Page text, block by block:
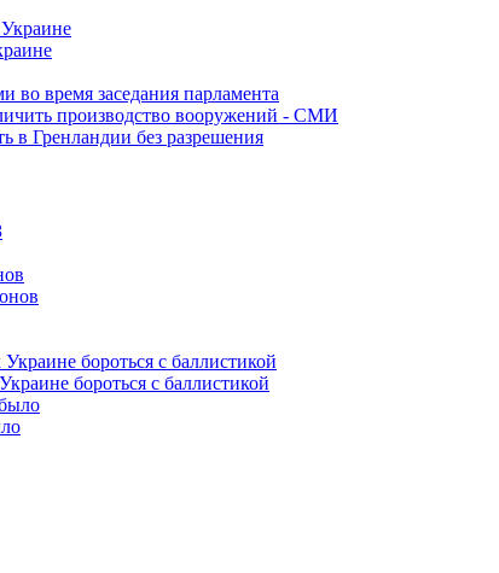
во время заседания парламента
производство вооружений - СМИ
в Гренландии без разрешения
бороться с баллистикой